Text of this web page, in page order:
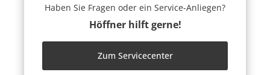
Haben Sie Fragen oder ein Service-Anliegen?
Höffner hilft gerne!
Zum Servicecenter